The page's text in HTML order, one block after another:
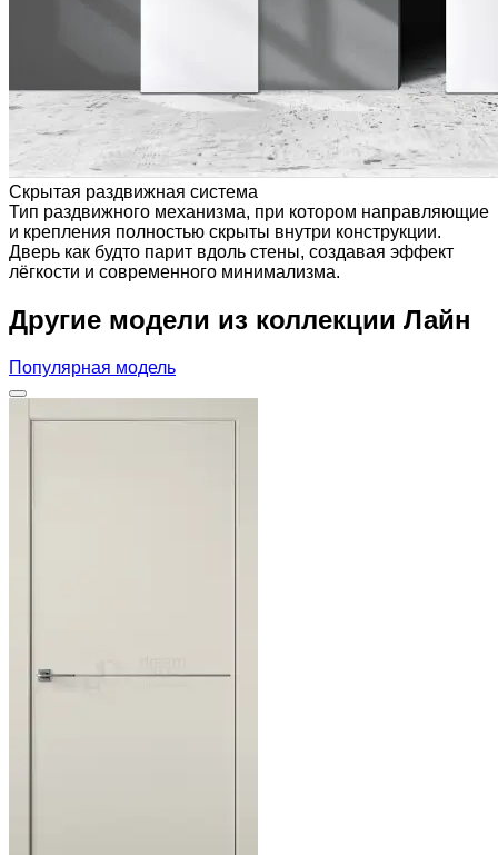
Скрытая раздвижная система
Тип раздвижного механизма, при котором направляющие
и крепления полностью скрыты внутри конструкции.
Дверь как будто парит вдоль стены, создавая эффект
лёгкости и современного минимализма.
Другие модели из коллекции Лайн
Популярная модель